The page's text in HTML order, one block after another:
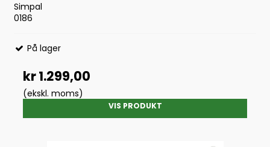
Simpal
0186
På lager
kr 1.299,00
(ekskl. moms)
VIS PRODUKT